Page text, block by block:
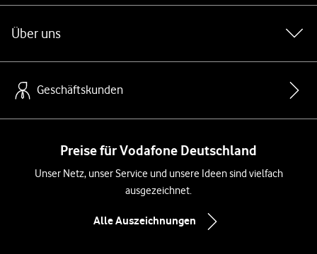
Über uns
Geschäftskunden
Preise für Vodafone Deutschland
Unser Netz, unser Service und unsere Ideen sind vielfach
ausgezeichnet.
Alle Auszeichnungen